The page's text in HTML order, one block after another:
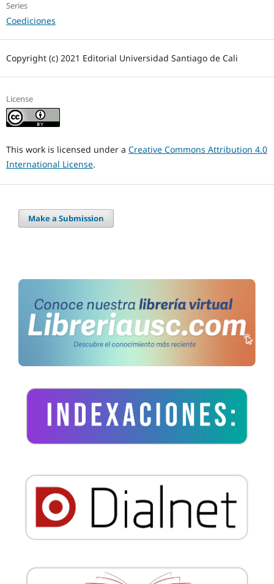
Series
Coediciones
Copyright (c) 2021 Editorial Universidad Santiago de Cali
License
This work is licensed under a Creative Commons Attribution 4.0
International License.
Make a Submission